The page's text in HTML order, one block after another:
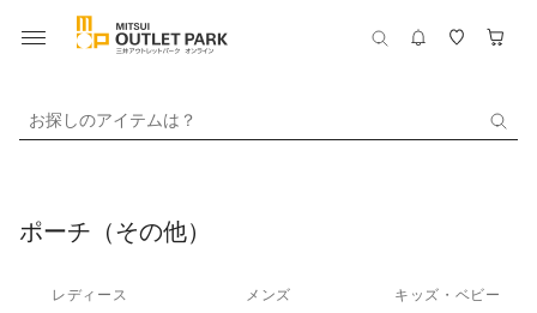
お探しのアイテムは？
ポーチ（その他）
レディース メンズ キッズ・ベビー